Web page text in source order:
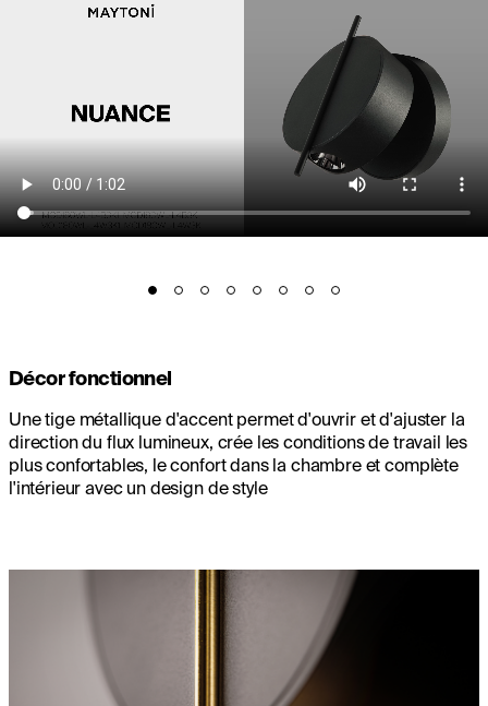
Décor fonctionnel
Une tige métallique d'accent permet d'ouvrir et d'ajuster la
direction du flux lumineux, crée les conditions de travail les
plus confortables, le confort dans la chambre et complète
l'intérieur avec un design de style